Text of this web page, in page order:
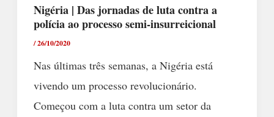
Nigéria | Das jornadas de luta contra a
polícia ao processo semi-insurreicional
/26/10/2020
Nas últimas três semanas, a Nigéria está
vivendo um processo revolucionário.
Começou com a luta contra um setor da